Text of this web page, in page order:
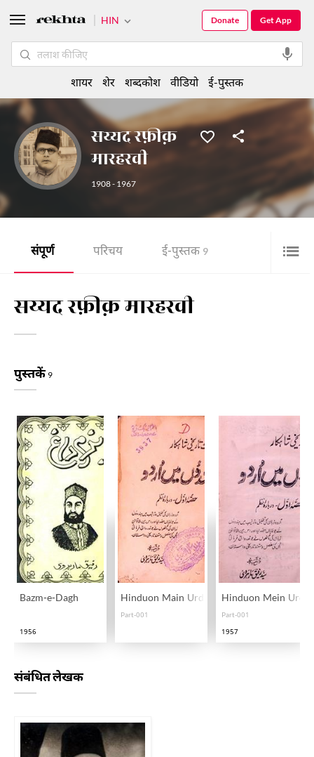
सय्यद रफ़ीक़
मारहरवी
1908 - 1967
संपूर्ण परिचय ई-पुस्तक 9
सय्यद रफ़ीक़ मारहरवी
पुस्तकें 9
Bazm-e-Dagh
1956
Hinduon Main Urdu
Part-001
Hinduon Mein Urdu
Part-001
1957
संबंधित लेखक
HIN Get App
Donate
शायर शेर शब्दकोश वीडियो ई-पुस्तक